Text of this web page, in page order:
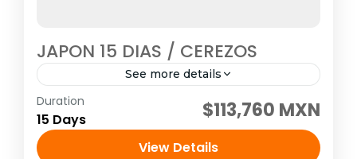
JAPON 15 DIAS / CEREZOS
See more details
Visitando: Tokio, Fuji Kawaguchiko, Kioto, Uji,
Kobe, Naruto, Takamatsu, Matsuyama,
Beppu, Fukuoka, Kumamoto, Yanagawa,
Duration
15 Days $113,760 MXN
View Details